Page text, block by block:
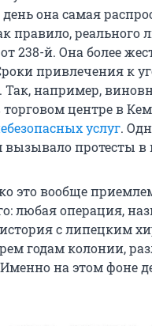
она самая
правило, реального
238-й. Она более
привлечения к
Так, например,
центре в
услуг.
протесты
это вообще
любая операция,
с липецким
годам колонии,
на этом фоне